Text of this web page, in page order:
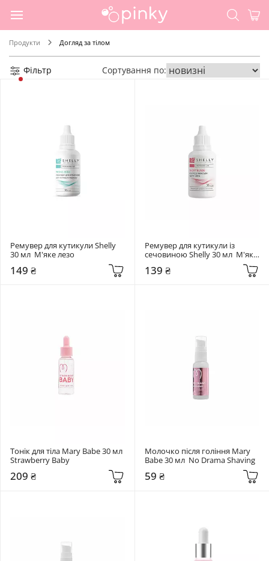
Продукти Догляд за тілом
Фільтр Сортування по:
Ремувер для кутикули Shelly
30 мл  М'яке лезо
149 ₴
Ремувер для кутикули із
сечовиною Shelly 30 мл  М'яке
139 ₴
Тонік для тіла Mary Babe 30 мл
Strawberry Baby
209 ₴
Молочко після гоління Mary
Babe 30 мл  No Drama Shaving
59 ₴